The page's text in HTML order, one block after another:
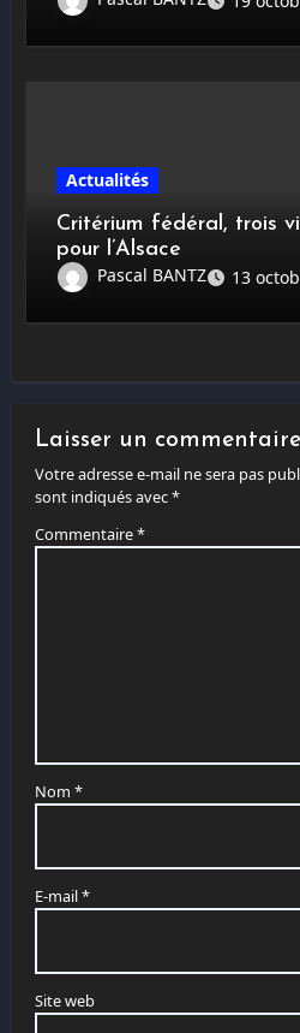
Actualités
Critérium fédéral, trois
pour l’Alsace
Pascal BANTZ
13
Laisser un commentaire
Votre adresse e-mail ne sera pas
sont indiqués avec*
Commentaire*
Nom *
E-mail*
Site web